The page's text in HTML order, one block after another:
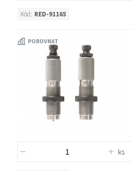
Kód: RED-91165
POROVNAT
ks